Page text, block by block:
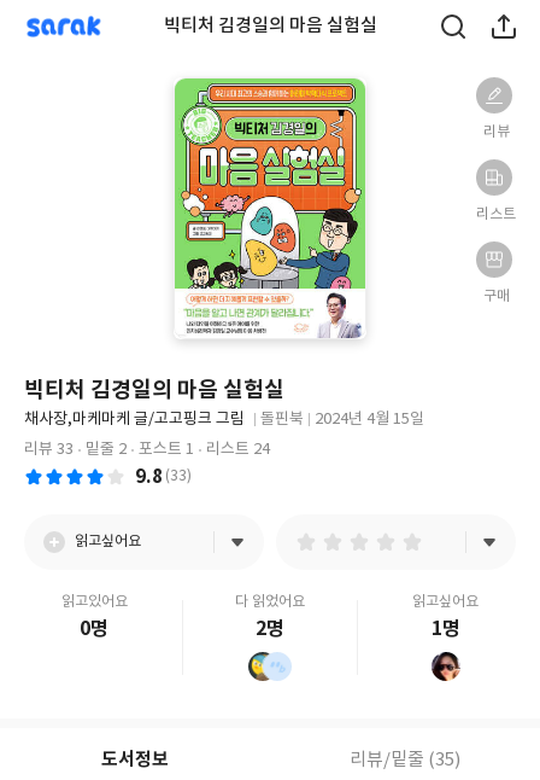
sarak 빅티처 김경일의 마음 실험실
리뷰
리스트
구매
빅티처 김경일의 마음 실험실
글
쓴
채사장,마케마케 글/고고핑크 그림
돌핀북
2024년 4월 15일
리뷰 33
밑줄 2 포스트 1 리스트 24
9.8 (33)
읽고싶어요
읽고있어요
0명
다 읽었어요
2명
읽고싶어요
1명
도서정보 리뷰/밑줄 (35)